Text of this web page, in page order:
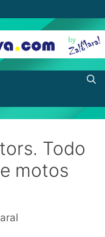
Todo
motos